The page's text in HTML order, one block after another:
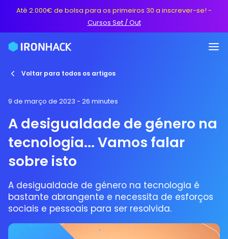
Até 2.000€ de bolsa para os primeiros 30 a inscrever-se! -
Cursos Set / Out
Voltar para todos os artigos
9 de março de 2023 - 26 minutes
A desigualdade de género na
tecnologia... Vamos falar
sobre isto
A desigualdade de género na tecnologia é
bastante abrangente e necessita de esforços
sociais e pessoais para ser resolvida.